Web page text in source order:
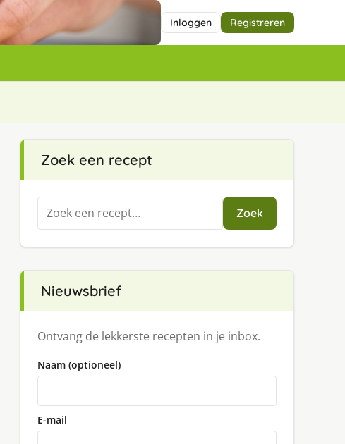
Inloggen Registreren
Zoek een recept
Zoeken
naar:
Zoek
Nieuwsbrief
Ontvang de lekkerste recepten in je inbox.
Naam (optioneel)
E-mail